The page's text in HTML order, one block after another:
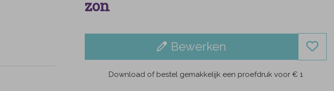
zon
Bewerken
Download of bestel gemakkelijk een proefdruk voor € 1